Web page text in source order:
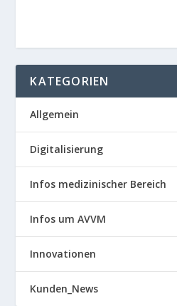
KATEGORIEN
Allgemein
Digitalisierung
Infos medizinischer Bereich
Infos um AVVM
Innovationen
Kunden_News